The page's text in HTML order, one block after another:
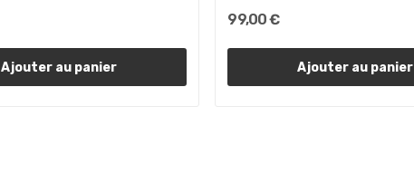
Ajouter au panier
99,00 €
Ajouter au panier